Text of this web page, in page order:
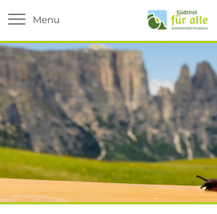
Toggle navigation